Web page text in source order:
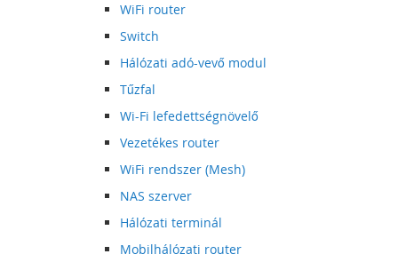
WiFi router
Switch
Hálózati adó-vevő modul
Tűzfal
Wi-Fi lefedettségnövelő
Vezetékes router
WiFi rendszer (Mesh)
NAS szerver
Hálózati terminál
Mobilhálózati router